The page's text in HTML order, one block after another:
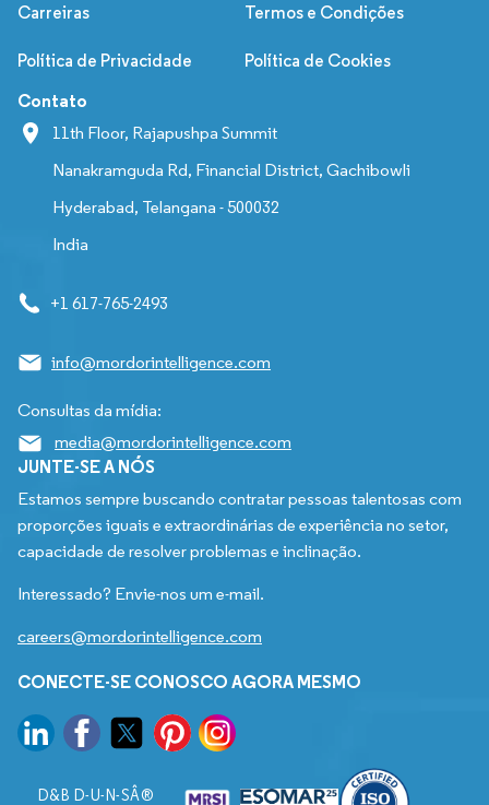
Carreiras Termos e Condições
Política de Privacidade Política de Cookies
Contato
11th Floor, Rajapushpa Summit
Nanakramguda Rd, Financial District, Gachibowli
Hyderabad, Telangana - 500032
India
+1 617-765-2493
info@mordorintelligence.com
Consultas da mídia:
media@mordorintelligence.com
JUNTE-SE A NÓS
Estamos sempre buscando contratar pessoas talentosas com
proporções iguais e extraordinárias de experiência no setor,
capacidade de resolver problemas e inclinação.
Interessado? Envie-nos um e-mail.
careers@mordorintelligence.com
CONECTE-SE CONOSCO AGORA MESMO
D&B D-U-N-SÂ®